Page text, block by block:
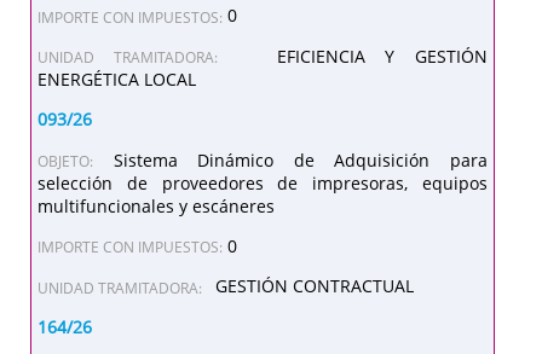
IMPORTE CON IMPUESTOS: 0
UNIDAD TRAMITADORA:
EFICIENCIA Y GESTIÓN
ENERGÉTICA LOCAL
093/26
OBJETO:
Sistema Dinámico de Adquisición para
selección de proveedores de impresoras, equipos
multifuncionales y escáneres
IMPORTE CON IMPUESTOS: 0
UNIDAD TRAMITADORA:
GESTIÓN CONTRACTUAL
164/26